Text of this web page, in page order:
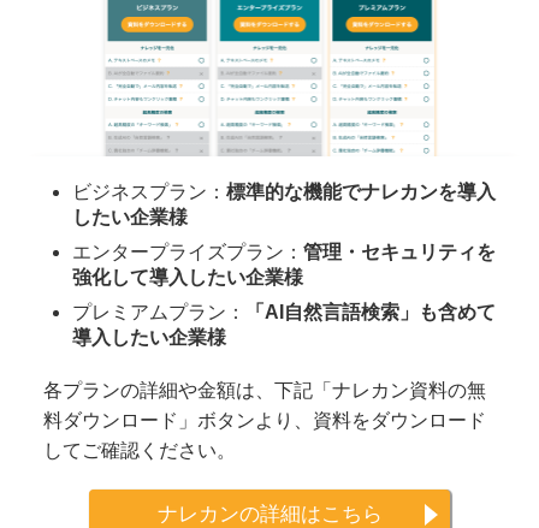
ビジネスプラン： 標準的な機能でナレカンを導入
したい企業様
エンタープライズプラン： 管理・セキュリティを
強化して導入したい企業様
プレミアムプラン：
「AI自然言語検索」も含めて
導入したい企業様
各プランの詳細や金額は、下記「ナレカン資料の無
料ダウンロード」ボタンより、資料をダウンロード
してご確認ください。
ナレカンの詳細はこちら